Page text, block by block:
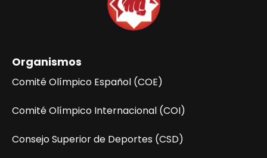
Organismos
Comité Olímpico Español (COE)
Comité Olímpico Internacional (COI)
Consejo Superior de Deportes (CSD)